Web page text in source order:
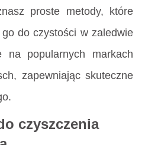
proste metody, które
do czystości w zaledwie
popularnych markach
zapewniając skuteczne
czyszczenia